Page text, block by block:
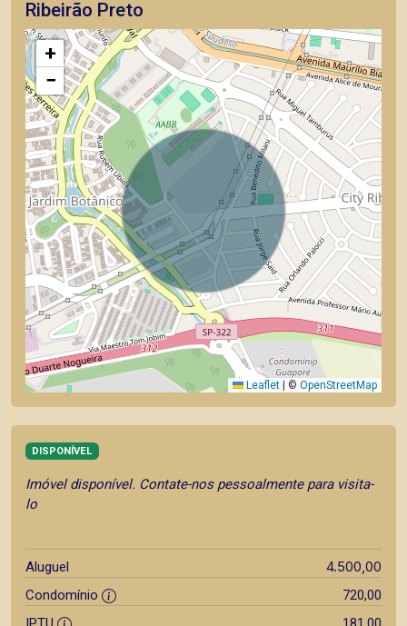
Ribeirão Preto
+
−
Leaflet © OpenStreetMap
DISPONÍVEL
Imóvel disponível. Contate-nos pessoalmente para visita-
lo
Aluguel 4.500,00
Condomínio
720,00